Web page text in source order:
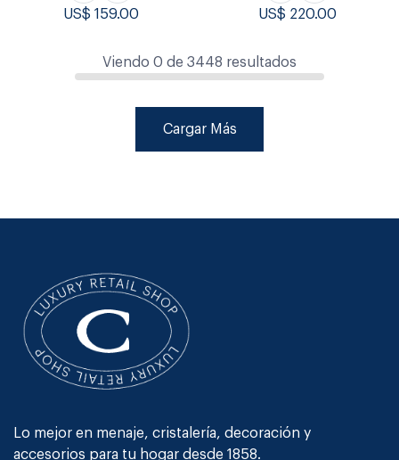
US$ 159.00 US$ 220.00
Viendo 0 de 3448 resultados
Cargar Más
Lo mejor en menaje, cristalería, decoración y
accesorios para tu hogar desde 1858.